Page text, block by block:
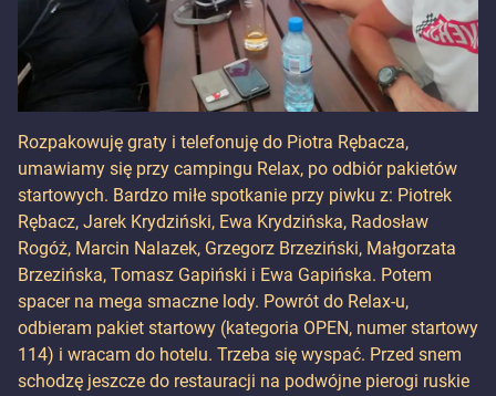
Rozpakowuję graty i telefonuję do Piotra Rębacza,
umawiamy się przy campingu Relax, po odbiór pakietów
startowych. Bardzo miłe spotkanie przy piwku z: Piotrek
Rębacz, Jarek Krydziński, Ewa Krydzińska, Radosław
Rogóż, Marcin Nalazek, Grzegorz Brzeziński, Małgorzata
Brzezińska, Tomasz Gapiński i Ewa Gapińska. Potem
spacer na mega smaczne lody. Powrót do Relax-u,
odbieram pakiet startowy (kategoria OPEN, numer startowy
114) i wracam do hotelu. Trzeba się wyspać. Przed snem
schodzę jeszcze do restauracji na podwójne pierogi ruskie